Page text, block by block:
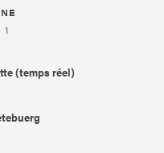
1
(temps réel)